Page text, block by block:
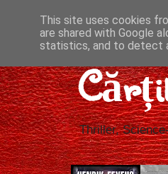
Thriller,
This site uses cookies
are shared with Google
statistics, and to detect